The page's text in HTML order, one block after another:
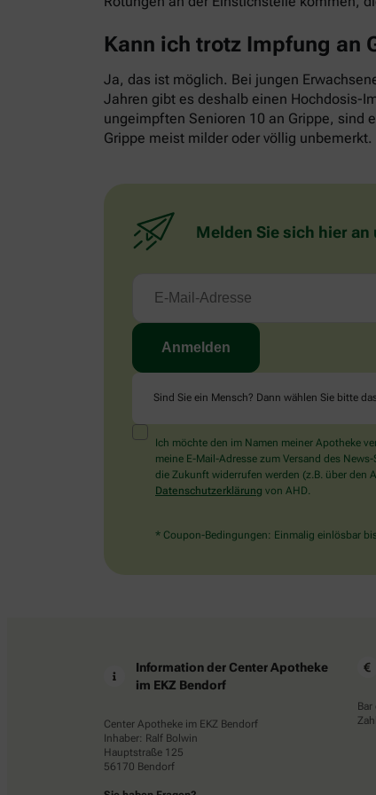
Kann ich trotz Impfung an
Ja, das ist möglich. Bei jungen
Jahren gibt es deshalb einen Hochdosis-
ungeimpften Senioren 10 an Grippe, sind
Grippe meist milder oder völlig
Melden Sie sich hier
Sind Sie ein Mensch? Dann wählen Sie bitte
Ich möchte den im Namen meiner Apotheke
meine E-Mail-Adresse zum Versand des
die Zukunft widerrufen werden (z.B. über den
Datenschutzerklärung von AHD.
* Coupon-Bedingungen: Einmalig einlösbar
Information der Center Apotheke
im EKZ Bendorf
Center Apotheke im EKZ Bendorf
Inhaber: Ralf Bolwin
Hauptstraße 125
56170 Bendorf